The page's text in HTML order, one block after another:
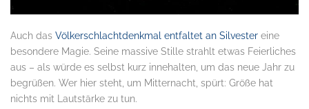
Auch das Völkerschlachtdenkmal entfaltet an Silvester eine
besondere Magie. Seine massive Stille strahlt etwas Feierliches
aus – als würde es selbst kurz innehalten, um das neue Jahr zu
begrüßen. Wer hier steht, um Mitternacht, spürt: Größe hat
nichts mit Lautstärke zu tun.